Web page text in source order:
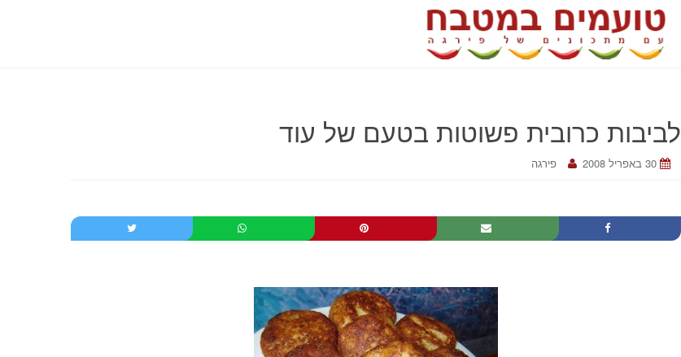
לביבות כרובית פשוטות בטעם של עוד
30 באפריל 2008 פירגה